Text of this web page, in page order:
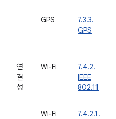
GPS
7.3.3.
GPS
연
결
성
Wi-Fi
7.4.2.
IEEE
802.11
Wi-Fi
7.4.2.1.